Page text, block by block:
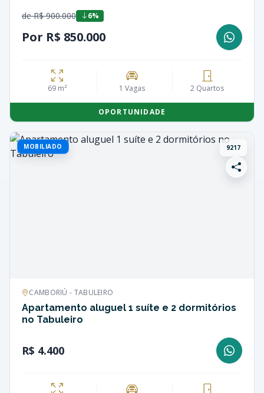
de R$ 900.000 6%
Por R$ 850.000
69 m² 1 Vagas 2 Quartos
OPORTUNIDADE
MOBILIADO 9217
CAMBORIÚ - TABULEIRO
Apartamento aluguel 1 suíte e 2 dormitórios
no Tabuleiro
R$ 4.400